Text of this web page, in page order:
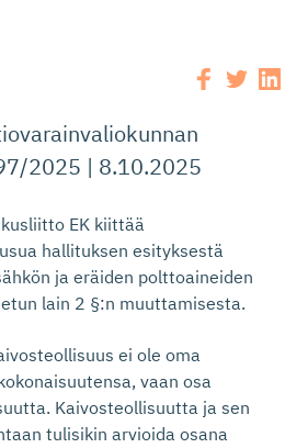
2025 | 8.10.2025
EK kiittää
hallituksen esityksestä
ja eräiden polttoaineiden
lain 2 §:n muuttamisesta.
ei ole oma
vaan osa
Kaivosteollisuutta ja sen
tulisikin arvioida osana